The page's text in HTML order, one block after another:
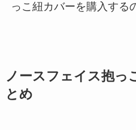
っこ紐カバーを購入する
ノースフェイス抱っ
とめ